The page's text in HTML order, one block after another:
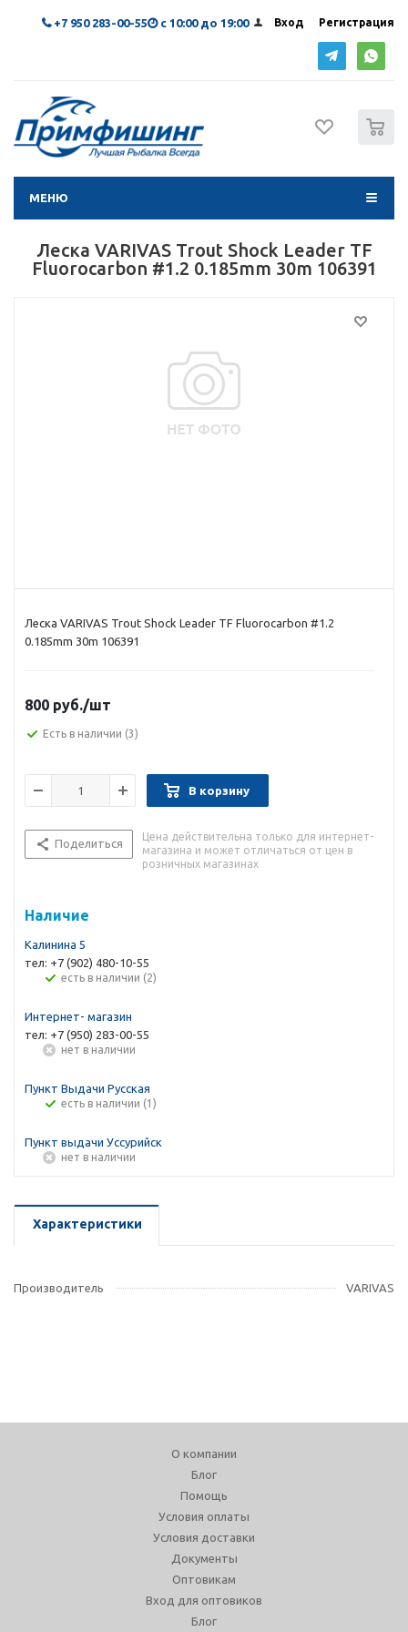
Вход Регистрация
+7 950 283-00-55 с 10:00 до 19:00
МЕНЮ
Леска VARIVAS Trout Shock Leader TF
Fluorocarbon #1.2 0.185mm 30m 106391
Леска VARIVAS Trout Shock Leader TF Fluorocarbon #1.2
0.185mm 30m 106391
800 руб./шт
Есть в наличии (3)
В корзину
Поделиться
Цена действительна только для интернет-
магазина и может отличаться от цен в
розничных магазинах
Наличие
Калинина 5
тел: +7 (902) 480-10-55
Есть в наличии (2)
Интернет- магазин
тел: +7 (950) 283-00-55
Нет в наличии
Пункт Выдачи Русская
Есть в наличии (1)
Пункт выдачи Уссурийск
Нет в наличии
Характеристики
Производитель VARIVAS
О компании
Блог
Помощь
Условия оплаты
Условия доставки
Документы
Оптовикам
Вход для оптовиков
Блог